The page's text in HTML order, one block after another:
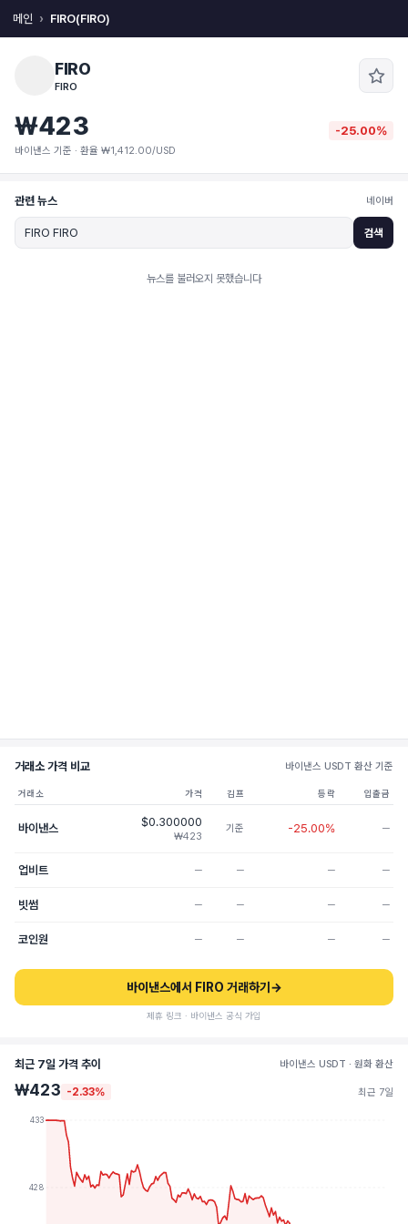
메인 FIRO(FIRO)
FIRO
FIRO
₩423 -25.00%
바이낸스 기준 · 환율 ₩1,412.00/USD
관련 뉴스 네이버
검색
뉴스를 불러오지 못했습니다
거래소 가격 비교 바이낸스 USDT 환산 기준
거래소 가격 김프 등락 입출금
바이낸스 $0.300000
₩423
기준 -25.00% ─
업비트 ─ ─ ─ ─
빗썸 ─ ─ ─ ─
코인원 ─ ─ ─ ─
바이낸스에서 FIRO 거래하기 →
제휴 링크 · 바이낸스 공식 가입
최근 7일 가격 추이 바이낸스 USDT · 원화 환산
₩423 -2.33% 최근 7일
433
428